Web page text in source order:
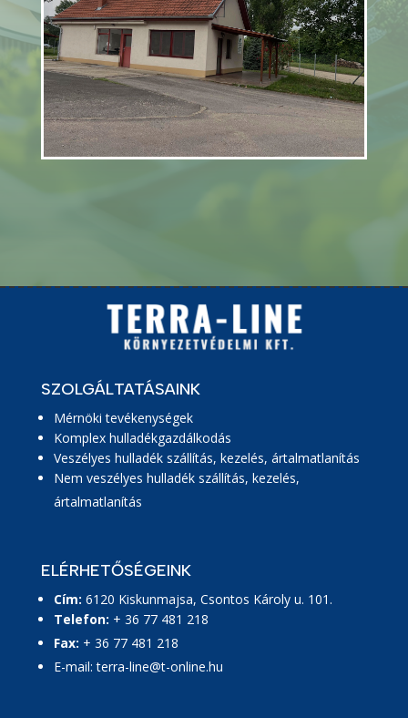
SZOLGÁLTATÁSAINK
Mérnöki tevékenységek
Komplex hulladékgazdálkodás
Veszélyes hulladék szállítás, kezelés, ártalmatlanítás
Nem veszélyes hulladék szállítás, kezelés,
ártalmatlanítás
ELÉRHETŐSÉGEINK
Cím: 6120 Kiskunmajsa, Csontos Károly u. 101.
Telefon: + 36 77 481 218
Fax: + 36 77 481 218
E-mail:terra-line@t-online.hu